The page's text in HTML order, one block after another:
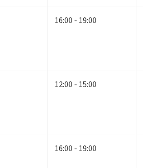
16:00 - 19:00
12:00 - 15:00
16:00 - 19:00